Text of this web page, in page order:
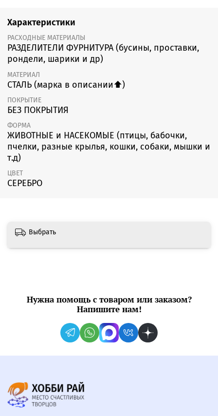
Характеристики
РАСХОДНЫЕ МАТЕРИАЛЫ
РАЗДЕЛИТЕЛИ ФУРНИТУРА (бусины, проставки,
рондели, шарики и др)
МАТЕРИАЛ
СТАЛЬ (марка в описании⬆️)
ПОКРЫТИЕ
БЕЗ ПОКРЫТИЯ
ФОРМА
ЖИВОТНЫЕ и НАСЕКОМЫЕ (птицы, бабочки,
пчелки, разные крылья, кошки, собаки, мышки и
т.д)
ЦВЕТ
СЕРЕБРО
Выбрать
Нужна помощь с товаром или заказом?
Напишите нам!